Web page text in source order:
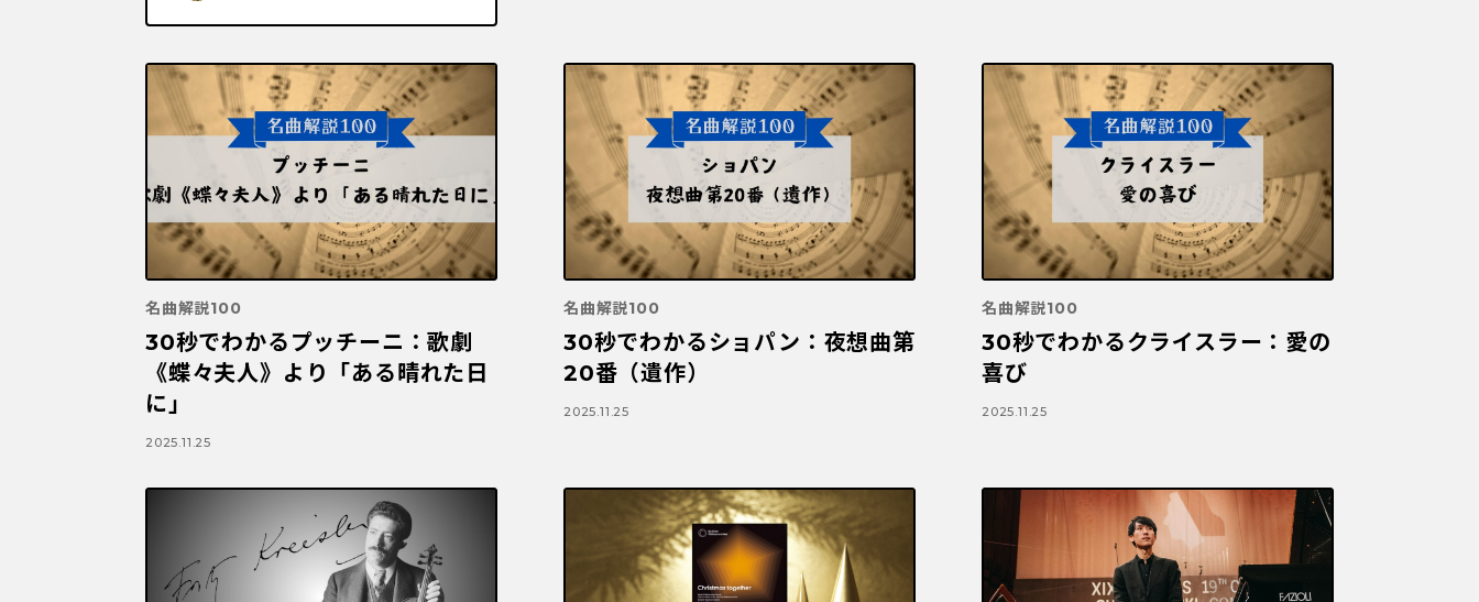
名曲解説100
30秒でわかるプッチーニ：歌劇
《蝶々夫人》より「ある晴れた日
に」
2025.11.25
名曲解説100
30秒でわかるショパン：夜想曲第
20番（遺作）
2025.11.25
名曲解説100
30秒でわかるクライスラー：愛の
喜び
2025.11.25